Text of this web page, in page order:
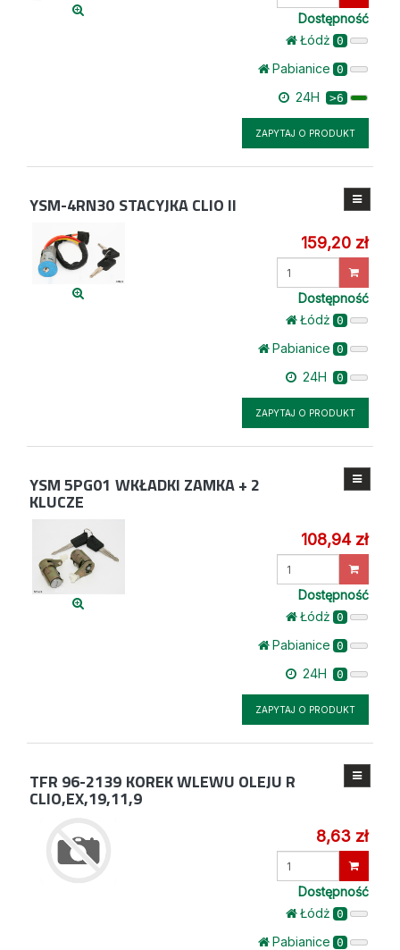
ilość
Dostępność
Łódż 0
Pabianice 0
24H >6
ZAPYTAJ O PRODUKT
YSM-4RN30 STACYJKA CLIO II
159,20 zł
Wprowadź
ilość
Dostępność
Łódż 0
Pabianice 0
24H 0
ZAPYTAJ O PRODUKT
YSM 5PG01 WKŁADKI ZAMKA + 2
KLUCZE
108,94 zł
Wprowadź
ilość
Dostępność
Łódż 0
Pabianice 0
24H 0
ZAPYTAJ O PRODUKT
TFR 96-2139 KOREK WLEWU OLEJU R
CLIO,EX,19,11,9
8,63 zł
Wprowadź
ilość
Dostępność
Łódż 0
Pabianice 0